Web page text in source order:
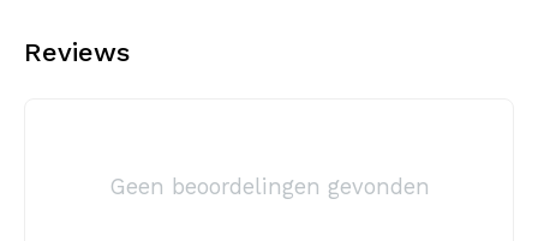
Reviews
Geen beoordelingen gevonden